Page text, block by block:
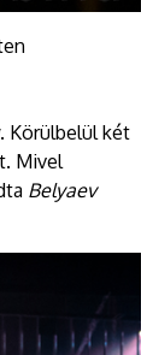
Körülbelül két
Mivel
Belyaev